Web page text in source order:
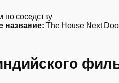
по соседству
название: The House Next